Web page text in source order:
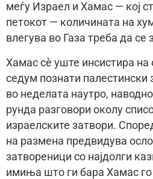
меѓу Израел и Хамас — кој
петокот — количината на
влегува во Газа треба да се
Хамас сè уште инсистира
седум познати палестински
во неделата наутро,
рунда разговори околу
израелските затвори.
на размена предвидува
затвореници со најдолги
имиња што ги бара Хамас го